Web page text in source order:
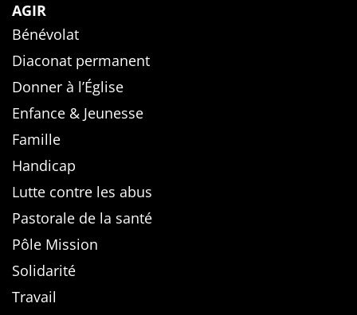
AGIR
Bénévolat
Diaconat permanent
Donner à l’Église
Enfance & Jeunesse
Famille
Handicap
Lutte contre les abus
Pastorale de la santé
Pôle Mission
Solidarité
Travail